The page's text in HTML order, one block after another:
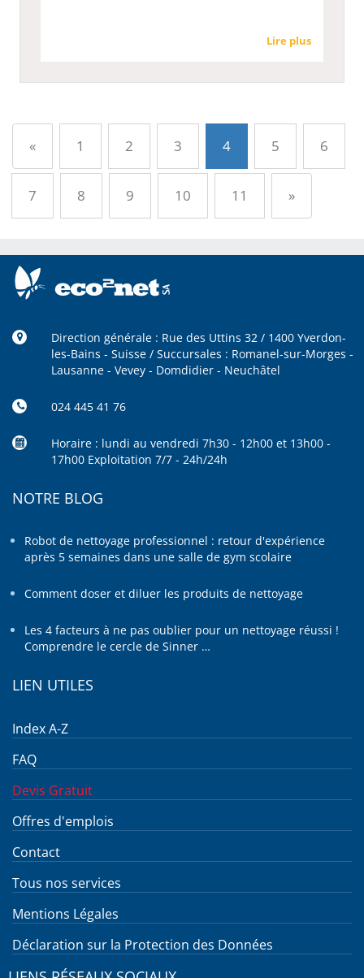
Lire plus
«Précédent
1 2 3 4 5 6
7 8 9 10 11 »Suivant
Direction générale : Rue des Uttins 32 / 1400 Yverdon-
les-Bains - Suisse / Succursales : Romanel-sur-Morges -
Lausanne - Vevey - Domdidier - Neuchâtel
024 445 41 76
Horaire : lundi au vendredi 7h30 - 12h00 et 13h00 -
17h00 Exploitation 7/7 - 24h/24h
NOTRE BLOG
Robot de nettoyage professionnel : retour d'expérience
après 5 semaines dans une salle de gym scolaire
Comment doser et diluer les produits de nettoyage
Les 4 facteurs à ne pas oublier pour un nettoyage réussi !
Comprendre le cercle de Sinner …
LIEN UTILES
Index A-Z
FAQ
Devis Gratuit
Offres d'emplois
Contact
Tous nos services
Mentions Légales
Déclaration sur la Protection des Données